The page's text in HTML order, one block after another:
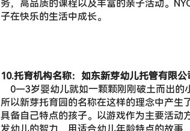
所以新芽托育园的名称在这样的理念中产生
具备自己特点的孩子。以游戏作为主要活动
11.托育机构名称：如东爱幼托育有限公司
提姆小熊亲子中心遵循英国早期教育体系（
方共同融入的教育模式，以视、听、嗅、味